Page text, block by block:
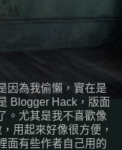
因為我偷懶，實在是
Blogger Hack，版面
。尤其是我不喜歡像
用起來好像很方便，
面有些作者自己用的